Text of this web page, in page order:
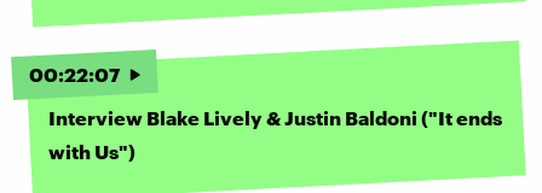
00:22:07
Interview Blake Lively & Justin Baldoni ("It ends
with Us")